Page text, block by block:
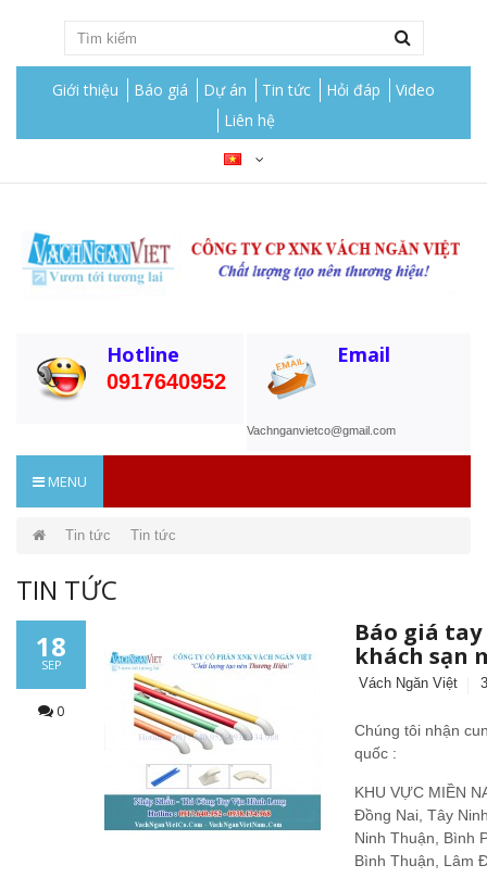
Giới thiệu Báo giá Dự án Tin tức Hỏi đáp
Video
Liên hệ
Hotline
0917640952
Email
Vachnganvietco@gmail.com
MENU
Tin tức Tin tức
TIN TỨC
18
SEP
0
Báo giá
khách sạn
Vách Ngăn Việt
Chúng tôi nhận
quốc :
KHU VỰC MIỀN
Đồng Nai, Tây
Ninh Thuận, Bình
Bình Thuận, Lâm